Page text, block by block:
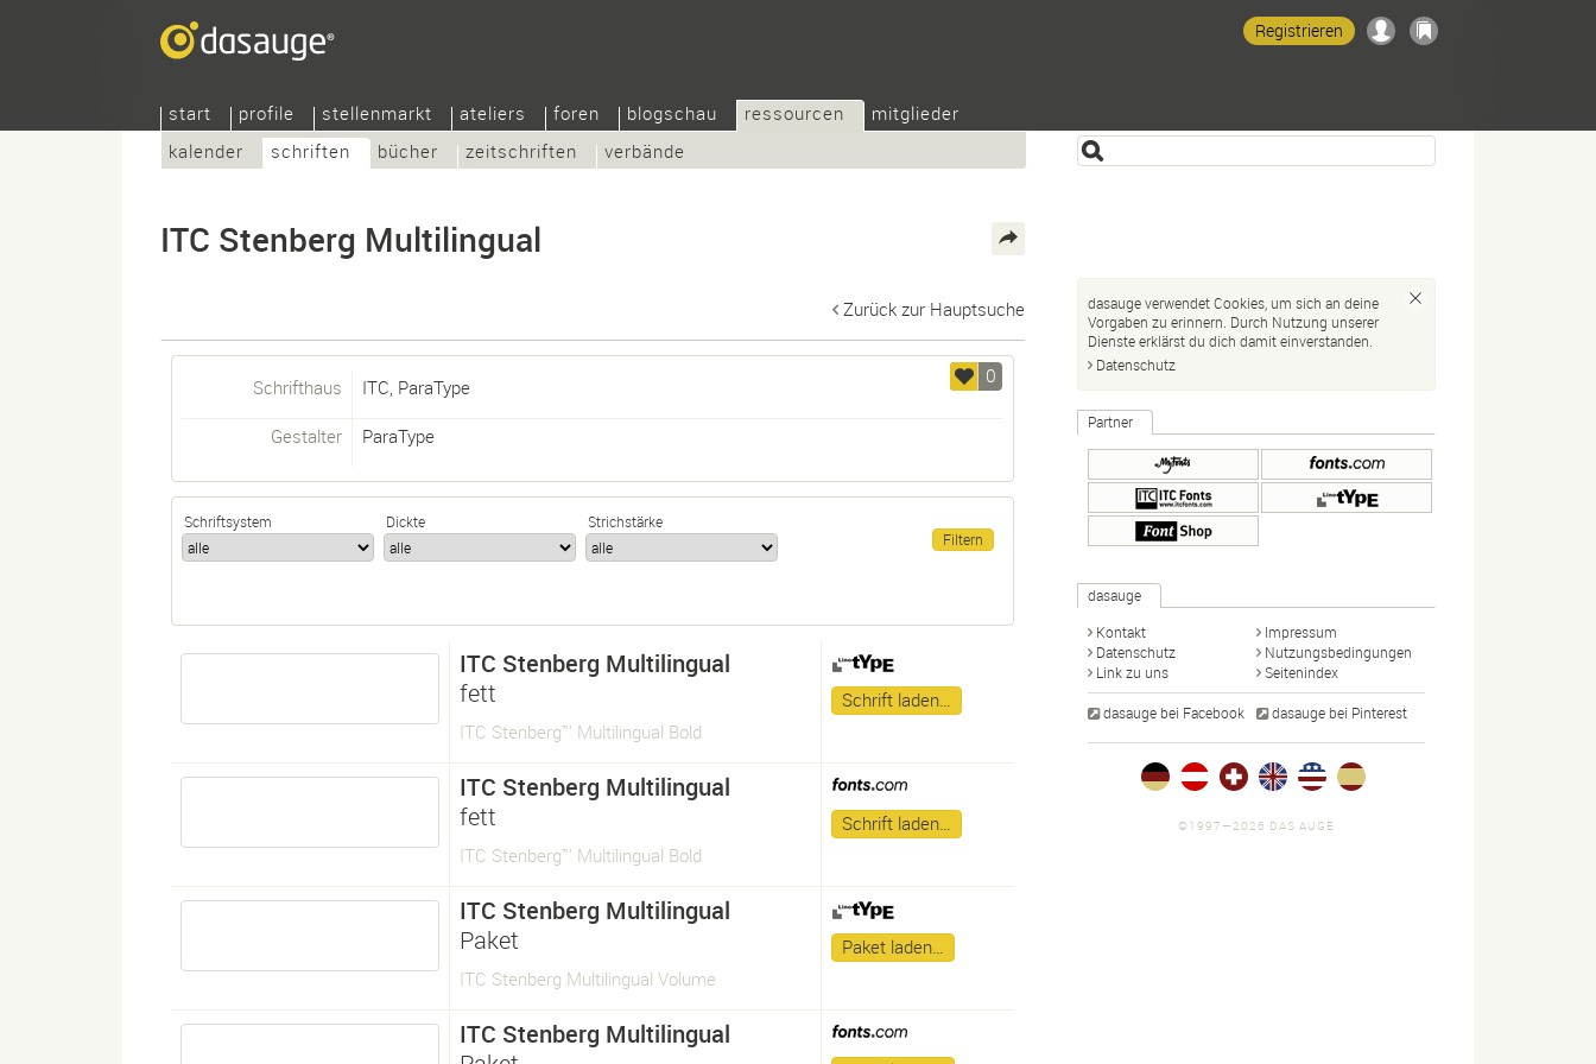
start profile stellenmarkt ateliers foren blogschau
ressourcen
kalender
schriften bücher zeitschriften verbände
mitglieder
Registrieren
ITC Stenberg Multilingual
Zurück zur Hauptsuche
0
Schrifthaus ITC, ParaType
Gestalter ParaType
Schriftsystem Dickte Strichstärke
ITC Stenberg Multilingual
fett
ITC Stenberg™ Multilingual Bold
Schrift laden…
ITC Stenberg Multilingual
fett
ITC Stenberg™ Multilingual Bold
Schrift laden…
ITC Stenberg Multilingual
Paket
ITC Stenberg Multilingual Volume
Paket laden…
ITC Stenberg Multilingual
dasauge verwendet Cookies, um sich an deine
Vorgaben zu erinnern. Durch Nutzung unserer
Dienste erklärst du dich damit einverstanden.
Datenschutz
Partner
dasauge
Kontakt
Impressum
Datenschutz
Nutzungsbedingungen
Link zu uns
Seitenindex
dasauge bei Facebook dasauge bei Pinterest
©1997—2026 DAS AUGE